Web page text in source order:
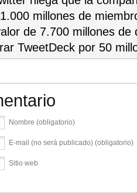
millones de
de 7.700 millones de
TweetDeck por 50
Nombre (obligatorio)
E-mail (no será publicado) (obligatorio)
Sitio web